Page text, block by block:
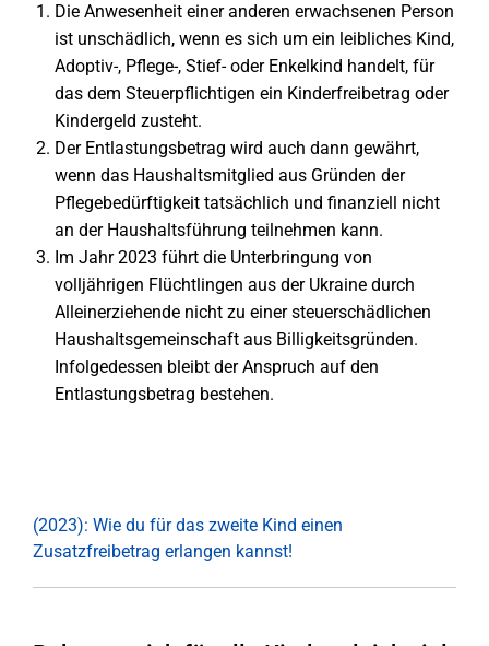
Die Anwesenheit einer anderen erwachsenen Person
ist unschädlich, wenn es sich um ein leibliches Kind,
Adoptiv-, Pflege-, Stief- oder Enkelkind handelt, für
das dem Steuerpflichtigen ein Kinderfreibetrag oder
Kindergeld zusteht.
Der Entlastungsbetrag wird auch dann gewährt,
wenn das Haushaltsmitglied aus Gründen der
Pflegebedürftigkeit tatsächlich und finanziell nicht
an der Haushaltsführung teilnehmen kann.
Im Jahr 2023 führt die Unterbringung von
volljährigen Flüchtlingen aus der Ukraine durch
Alleinerziehende nicht zu einer steuerschädlichen
Haushaltsgemeinschaft aus Billigkeitsgründen.
Infolgedessen bleibt der Anspruch auf den
Entlastungsbetrag bestehen.
(2023): Wie du für das zweite Kind einen
Zusatzfreibetrag erlangen kannst!